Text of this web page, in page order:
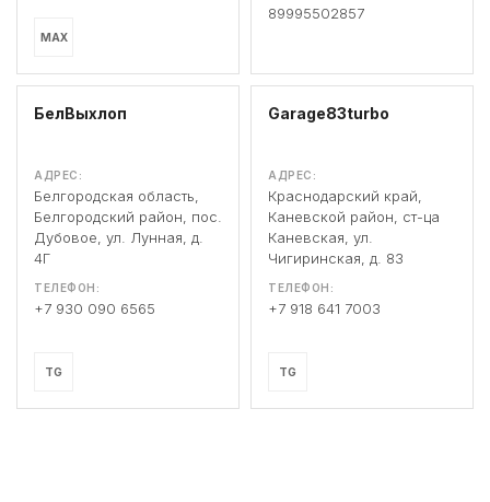
MAX
89995502857
БелВыхлоп
АДРЕС:
Белгородская область,
Белгородский район, пос.
Дубовое, ул. Лунная, д.
4Г
ТЕЛЕФОН:
+7 930 090 6565
TG
Garage83turbo
АДРЕС:
Краснодарский край,
Каневской район, ст-ца
Каневская, ул.
Чигиринская, д. 83
ТЕЛЕФОН:
+7 918 641 7003
TG